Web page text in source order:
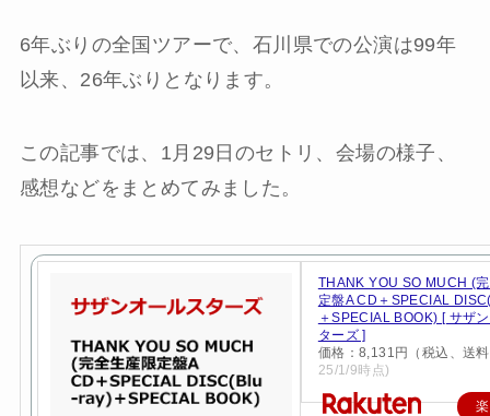
6年ぶりの全国ツアーで、石川県での公演は99年
以来、26年ぶりとなります。
この記事では、1月29日のセトリ、会場の様子、
感想などをまとめてみました。
THANK YOU SO MUCH (
定盤A CD＋SPECIAL
＋SPECIAL BOOK) [ サザ
ターズ ]
価格：8,131円（税込、送
25/1/9時点)